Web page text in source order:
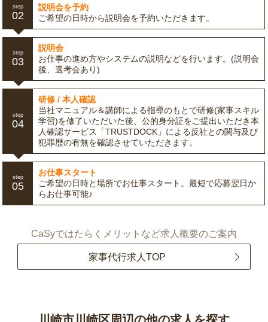
step
02
説明会を予約
ご希望の日時から説明会を予約いただきます。
step
03
説明会
お仕事の進め方やシステムの説明などを行います。(説明会
後、選考会あり)
step
04
研修 / 本人確認
当社マニュアル＆講師による指導のもとで研修(家事スキル
学習)を修了いただいた後、公的身分証をご提出いただき本
人確認サービス「TRUSTDOCK」による反社との関与及び
犯罪歴の有無を確認させていただきます。
step
05
お仕事スタート
ご希望の日時と場所でお仕事スタート。最短で応募翌日か
らお仕事可能♪
CaSyではたらくメリットなど求人概要のご案内
家事代行求人TOP